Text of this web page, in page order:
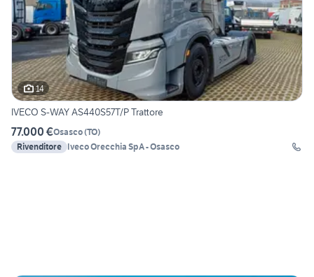
14
IVECO S-WAY AS440S57T/P Trattore
77.000 €Osasco(TO)
Rivenditore Iveco Orecchia SpA - Osasco